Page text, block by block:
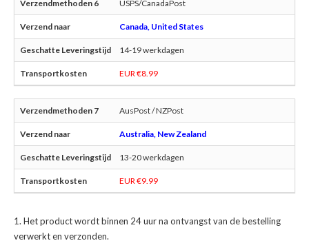
USPS/CanadaPost
Canada, United States
14-19 werkdagen
EUR €8.99
AusPost / NZPost
Australia, New Zealand
13-20 werkdagen
EUR €9.99
Het product wordt binnen 24 uur na ontvangst van de bestelling
verwerkt en verzonden.